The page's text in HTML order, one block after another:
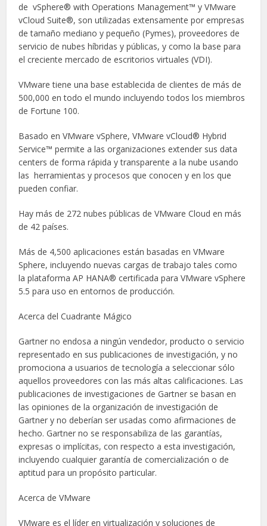
de vSphere® with Operations Management™ y VMware
vCloud Suite®, son utilizadas extensamente por empresas
de tamaño mediano y pequeño (Pymes), proveedores de
servicio de nubes híbridas y públicas, y como la base para
el creciente mercado de escritorios virtuales (VDI).
VMware tiene una base establecida de clientes de más de
500,000 en todo el mundo incluyendo todos los miembros
de Fortune 100.
Basado en VMware vSphere, VMware vCloud® Hybrid
Service™ permite a las organizaciones extender sus data
centers de forma rápida y transparente a la nube usando
las herramientas y procesos que conocen y en los que
pueden confiar.
Hay más de 272 nubes públicas de VMware Cloud en más
de 42 países.
Más de 4,500 aplicaciones están basadas en VMware
Sphere, incluyendo nuevas cargas de trabajo tales como
la plataforma AP HANA® certificada para VMware vSphere
5.5 para uso en entornos de producción.
Acerca del Cuadrante Mágico
Gartner no endosa a ningún vendedor, producto o servicio
representado en sus publicaciones de investigación, y no
promociona a usuarios de tecnología a seleccionar sólo
aquellos proveedores con las más altas calificaciones. Las
publicaciones de investigaciones de Gartner se basan en
las opiniones de la organización de investigación de
Gartner y no deberían ser usadas como afirmaciones de
hecho. Gartner no se responsabiliza de las garantías,
expresas o implícitas, con respecto a esta investigación,
incluyendo cualquier garantía de comercialización o de
aptitud para un propósito particular.
Acerca de VMware
VMware es el líder en virtualización y soluciones de